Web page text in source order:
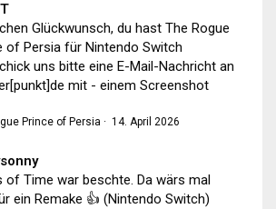
Glückwunsch, du hast The Rogue
of Persia für Nintendo Switch
uns bitte eine E-Mail-Nachricht an
mit - einem Screenshot
Prince of Persia · 14. April 2026
of Time war beschte. Da wärs mal
ein Remake 👍 (Nintendo Switch)